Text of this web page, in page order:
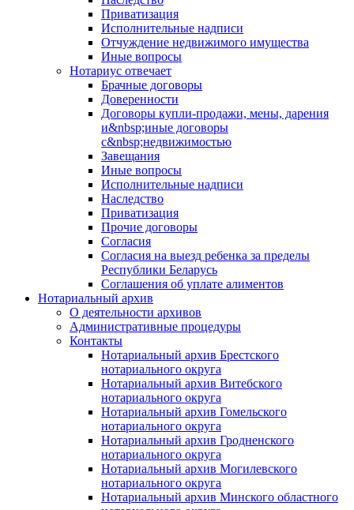
Приватизация
Исполнительные надписи
Отчуждение недвижимого имущества
Иные вопросы
Нотариус отвечает
Брачные договоры
Доверенности
Договоры купли-продажи, мены, дарения
и&nbsp;иные договоры
с&nbsp;недвижимостью
Завещания
Иные вопросы
Исполнительные надписи
Наследство
Приватизация
Прочие договоры
Согласия
Согласия на выезд ребенка за пределы
Республики Беларусь
Соглашения об уплате алиментов
Нотариальный архив
О деятельности архивов
Административные процедуры
Контакты
Нотариальный архив Брестского
нотариального округа
Нотариальный архив Витебского
нотариального округа
Нотариальный архив Гомельского
нотариального округа
Нотариальный архив Гродненского
нотариального округа
Нотариальный архив Могилевского
нотариального округа
Нотариальный архив Минского областного